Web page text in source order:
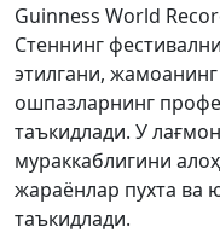
Guinness World
Стеннинг
этилгани,
ошпазларнинг
таъкидлади. У
мураккаблигини
жараёнлар пухта ва
таъкидлади.